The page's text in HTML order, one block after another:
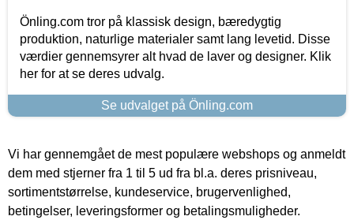
Önling.com tror på klassisk design, bæredygtig
produktion, naturlige materialer samt lang levetid. Disse
værdier gennemsyrer alt hvad de laver og designer. Klik
her for at se deres udvalg.
Se udvalget på Önling.com
Vi har gennemgået de mest populære webshops og anmeldt
dem med stjerner fra 1 til 5 ud fra bl.a. deres prisniveau,
sortimentstørrelse, kundeservice, brugervenlighed,
betingelser, leveringsformer og betalingsmuligheder.